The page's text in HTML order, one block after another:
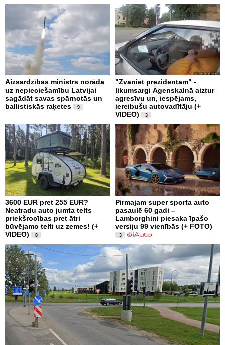
Aizsardzības ministrs norāda
uz nepieciešamību Latvijai
sagādāt savas spārnotās un
ballistiskās raķetes
9
"Zvaniet prezidentam" -
likumsargi Āgenskalnā aiztur
agresīvu un, iespējams,
iereibušu autovadītāju (+
VIDEO)
3
3600 EUR pret 255 EUR?
Neatradu auto jumta telts
priekšrocības pret ātri
būvējamo telti uz zemes! (+
VIDEO)
8
Pirmajam super sporta auto
pasaulē 60 gadi –
Lamborghini piesaka īpašo
versiju 99 vienībās (+ FOTO)
3